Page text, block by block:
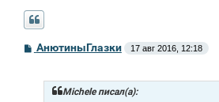
С
АнютиныГлазки 17 авг 2016, 12:18
Michele писал(а):